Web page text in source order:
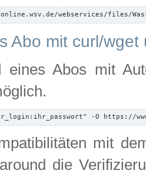
webservices/files/
Abo mit curl/
eines Abos mit
-O https://
mit
die